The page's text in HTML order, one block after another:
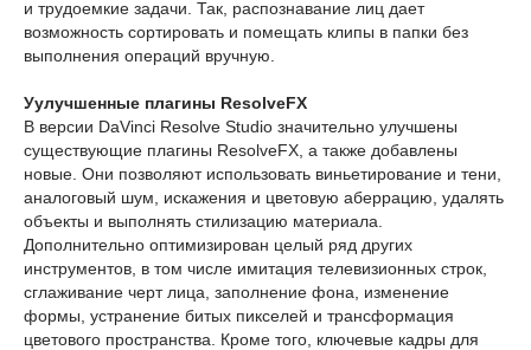
и трудоемкие задачи. Так, распознавание лиц дает
возможность сортировать и помещать клипы в папки без
выполнения операций вручную.
Уулучшенные плагины ResolveFX
В версии DaVinci Resolve Studio значительно улучшены
существующие плагины ResolveFX, а также добавлены
новые. Они позволяют использовать виньетирование и тени,
аналоговый шум, искажения и цветовую аберрацию, удалять
объекты и выполнять стилизацию материала.
Дополнительно оптимизирован целый ряд других
инструментов, в том числе имитация телевизионных строк,
сглаживание черт лица, заполнение фона, изменение
формы, устранение битых пикселей и трансформация
цветового пространства. Кроме того, ключевые кадры для